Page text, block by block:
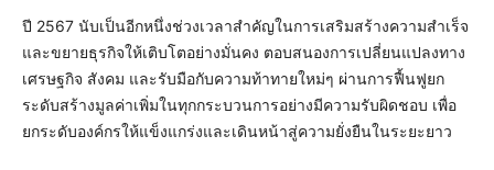
ปี 2567 นับเป็นอีกหนึ่งช่วงเวลาสำคัญในการเสริมสร้างความสำเร็จ
และขยายธุรกิจให้เติบโตอย่างมั่นคง ตอบสนองการเปลี่ยนแปลงทาง
เศรษฐกิจ สังคม และรับมือกับความท้าทายใหม่ๆ ผ่านการฟื้นฟูยก
ระดับสร้างมูลค่าเพิ่มในทุกกระบวนการอย่างมีความรับผิดชอบ เพื่อ
ยกระดับองค์กรให้แข็งแกร่งและเดินหน้าสู่ความยั่งยืนในระยะยาว